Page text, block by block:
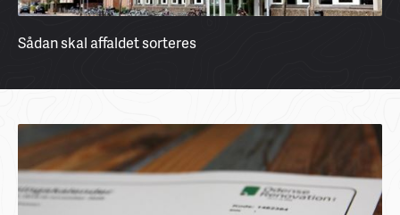
Sådan skal affaldet sorteres